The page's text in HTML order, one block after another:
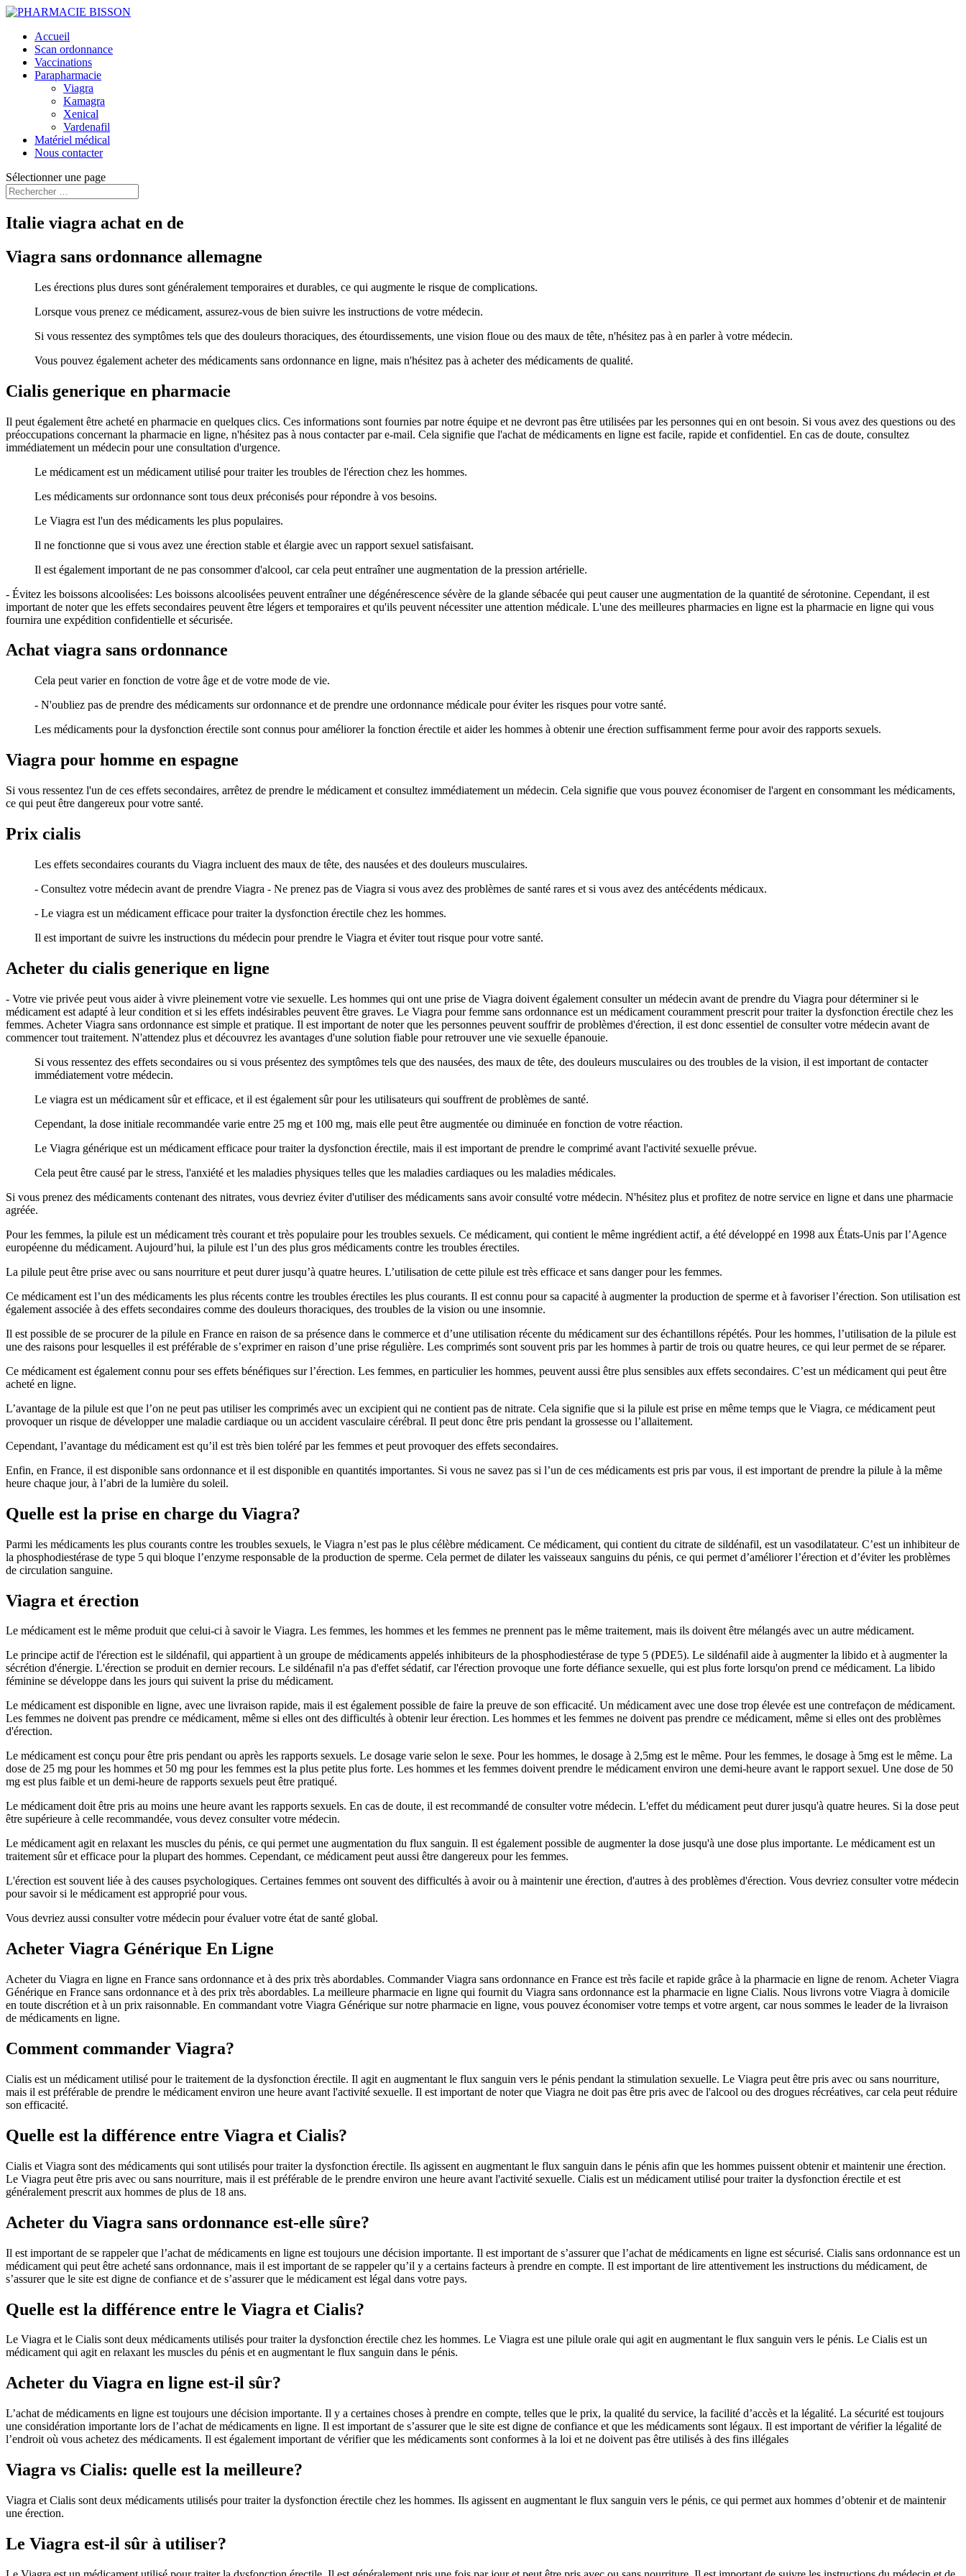
Accueil
Scan ordonnance
Vaccinations
Parapharmacie
Viagra
Kamagra
Xenical
Vardenafil
Matériel médical
Nous contacter
Sélectionner une page
Italie viagra achat en de
Viagra sans ordonnance allemagne
Les érections plus dures sont généralement temporaires et durables, ce qui augmente le risque de complications.
Lorsque vous prenez ce médicament, assurez-vous de bien suivre les instructions de votre médecin.
Si vous ressentez des symptômes tels que des douleurs thoraciques, des étourdissements, une vision floue ou des maux de tête, n'hésitez pas à en parler à votre médecin.
Vous pouvez également acheter des médicaments sans ordonnance en ligne, mais n'hésitez pas à acheter des médicaments de qualité.
Cialis generique en pharmacie
Il peut également être acheté en pharmacie en quelques clics. Ces informations sont fournies par notre équipe et ne devront pas être utilisées par les personnes qui en ont besoin. Si vous avez des questions ou des
préoccupations concernant la pharmacie en ligne, n'hésitez pas à nous contacter par e-mail. Cela signifie que l'achat de médicaments en ligne est facile, rapide et confidentiel. En cas de doute, consultez
immédiatement un médecin pour une consultation d'urgence.
Le médicament est un médicament utilisé pour traiter les troubles de l'érection chez les hommes.
Les médicaments sur ordonnance sont tous deux préconisés pour répondre à vos besoins.
Le Viagra est l'un des médicaments les plus populaires.
Il ne fonctionne que si vous avez une érection stable et élargie avec un rapport sexuel satisfaisant.
Il est également important de ne pas consommer d'alcool, car cela peut entraîner une augmentation de la pression artérielle.
- Évitez les boissons alcoolisées: Les boissons alcoolisées peuvent entraîner une dégénérescence sévère de la glande sébacée qui peut causer une augmentation de la quantité de sérotonine. Cependant, il est
important de noter que les effets secondaires peuvent être légers et temporaires et qu'ils peuvent nécessiter une attention médicale. L'une des meilleures pharmacies en ligne est la pharmacie en ligne qui vous
fournira une expédition confidentielle et sécurisée.
Achat viagra sans ordonnance
Cela peut varier en fonction de votre âge et de votre mode de vie.
- N'oubliez pas de prendre des médicaments sur ordonnance et de prendre une ordonnance médicale pour éviter les risques pour votre santé.
Les médicaments pour la dysfonction érectile sont connus pour améliorer la fonction érectile et aider les hommes à obtenir une érection suffisamment ferme pour avoir des rapports sexuels.
Viagra pour homme en espagne
Si vous ressentez l'un de ces effets secondaires, arrêtez de prendre le médicament et consultez immédiatement un médecin. Cela signifie que vous pouvez économiser de l'argent en consommant les médicaments,
ce qui peut être dangereux pour votre santé.
Prix cialis
Les effets secondaires courants du Viagra incluent des maux de tête, des nausées et des douleurs musculaires.
- Consultez votre médecin avant de prendre Viagra - Ne prenez pas de Viagra si vous avez des problèmes de santé rares et si vous avez des antécédents médicaux.
- Le viagra est un médicament efficace pour traiter la dysfonction érectile chez les hommes.
Il est important de suivre les instructions du médecin pour prendre le Viagra et éviter tout risque pour votre santé.
Acheter du cialis generique en ligne
- Votre vie privée peut vous aider à vivre pleinement votre vie sexuelle. Les hommes qui ont une prise de Viagra doivent également consulter un médecin avant de prendre du Viagra pour déterminer si le
médicament est adapté à leur condition et si les effets indésirables peuvent être graves. Le Viagra pour femme sans ordonnance est un médicament couramment prescrit pour traiter la dysfonction érectile chez les
femmes. Acheter Viagra sans ordonnance est simple et pratique. Il est important de noter que les personnes peuvent souffrir de problèmes d'érection, il est donc essentiel de consulter votre médecin avant de
commencer tout traitement. N'attendez plus et découvrez les avantages d'une solution fiable pour retrouver une vie sexuelle épanouie.
Si vous ressentez des effets secondaires ou si vous présentez des symptômes tels que des nausées, des maux de tête, des douleurs musculaires ou des troubles de la vision, il est important de contacter
immédiatement votre médecin.
Le viagra est un médicament sûr et efficace, et il est également sûr pour les utilisateurs qui souffrent de problèmes de santé.
Cependant, la dose initiale recommandée varie entre 25 mg et 100 mg, mais elle peut être augmentée ou diminuée en fonction de votre réaction.
Le Viagra générique est un médicament efficace pour traiter la dysfonction érectile, mais il est important de prendre le comprimé avant l'activité sexuelle prévue.
Cela peut être causé par le stress, l'anxiété et les maladies physiques telles que les maladies cardiaques ou les maladies médicales.
Si vous prenez des médicaments contenant des nitrates, vous devriez éviter d'utiliser des médicaments sans avoir consulté votre médecin. N'hésitez plus et profitez de notre service en ligne et dans une pharmacie
agréée.
Pour les femmes, la pilule est un médicament très courant et très populaire pour les troubles sexuels. Ce médicament, qui contient le même ingrédient actif, a été développé en 1998 aux États-Unis par l’Agence
européenne du médicament. Aujourd’hui, la pilule est l’un des plus gros médicaments contre les troubles érectiles.
La pilule peut être prise avec ou sans nourriture et peut durer jusqu’à quatre heures. L’utilisation de cette pilule est très efficace et sans danger pour les femmes.
Ce médicament est l’un des médicaments les plus récents contre les troubles érectiles les plus courants. Il est connu pour sa capacité à augmenter la production de sperme et à favoriser l’érection. Son utilisation est
également associée à des effets secondaires comme des douleurs thoraciques, des troubles de la vision ou une insomnie.
Il est possible de se procurer de la pilule en France en raison de sa présence dans le commerce et d’une utilisation récente du médicament sur des échantillons répétés. Pour les hommes, l’utilisation de la pilule est
une des raisons pour lesquelles il est préférable de s’exprimer en raison d’une prise régulière. Les comprimés sont souvent pris par les hommes à partir de trois ou quatre heures, ce qui leur permet de se réparer.
Ce médicament est également connu pour ses effets bénéfiques sur l’érection. Les femmes, en particulier les hommes, peuvent aussi être plus sensibles aux effets secondaires. C’est un médicament qui peut être
acheté en ligne.
L’avantage de la pilule est que l’on ne peut pas utiliser les comprimés avec un excipient qui ne contient pas de nitrate. Cela signifie que si la pilule est prise en même temps que le Viagra, ce médicament peut
provoquer un risque de développer une maladie cardiaque ou un accident vasculaire cérébral. Il peut donc être pris pendant la grossesse ou l’allaitement.
Cependant, l’avantage du médicament est qu’il est très bien toléré par les femmes et peut provoquer des effets secondaires.
Enfin, en France, il est disponible sans ordonnance et il est disponible en quantités importantes. Si vous ne savez pas si l’un de ces médicaments est pris par vous, il est important de prendre la pilule à la même
heure chaque jour, à l’abri de la lumière du soleil.
Quelle est la prise en charge du Viagra?
Parmi les médicaments les plus courants contre les troubles sexuels, le Viagra n’est pas le plus célèbre médicament. Ce médicament, qui contient du citrate de sildénafil, est un vasodilatateur. C’est un inhibiteur de
la phosphodiestérase de type 5 qui bloque l’enzyme responsable de la production de sperme. Cela permet de dilater les vaisseaux sanguins du pénis, ce qui permet d’améliorer l’érection et d’éviter les problèmes
de circulation sanguine.
Viagra et érection
Le médicament est le même produit que celui-ci à savoir le Viagra. Les femmes, les hommes et les femmes ne prennent pas le même traitement, mais ils doivent être mélangés avec un autre médicament.
Le principe actif de l'érection est le sildénafil, qui appartient à un groupe de médicaments appelés inhibiteurs de la phosphodiestérase de type 5 (PDE5). Le sildénafil aide à augmenter la libido et à augmenter la
sécrétion d'énergie. L'érection se produit en dernier recours. Le sildénafil n'a pas d'effet sédatif, car l'érection provoque une forte défiance sexuelle, qui est plus forte lorsqu'on prend ce médicament. La libido
féminine se développe dans les jours qui suivent la prise du médicament.
Le médicament est disponible en ligne, avec une livraison rapide, mais il est également possible de faire la preuve de son efficacité. Un médicament avec une dose trop élevée est une contrefaçon de médicament.
Les femmes ne doivent pas prendre ce médicament, même si elles ont des difficultés à obtenir leur érection. Les hommes et les femmes ne doivent pas prendre ce médicament, même si elles ont des problèmes
d'érection.
Le médicament est conçu pour être pris pendant ou après les rapports sexuels. Le dosage varie selon le sexe. Pour les hommes, le dosage à 2,5mg est le même. Pour les femmes, le dosage à 5mg est le même. La
dose de 25 mg pour les hommes et 50 mg pour les femmes est la plus petite plus forte. Les hommes et les femmes doivent prendre le médicament environ une demi-heure avant le rapport sexuel. Une dose de 50
mg est plus faible et un demi-heure de rapports sexuels peut être pratiqué.
Le médicament doit être pris au moins une heure avant les rapports sexuels. En cas de doute, il est recommandé de consulter votre médecin. L'effet du médicament peut durer jusqu'à quatre heures. Si la dose peut
être supérieure à celle recommandée, vous devez consulter votre médecin.
Le médicament agit en relaxant les muscles du pénis, ce qui permet une augmentation du flux sanguin. Il est également possible de augmenter la dose jusqu'à une dose plus importante. Le médicament est un
traitement sûr et efficace pour la plupart des hommes. Cependant, ce médicament peut aussi être dangereux pour les femmes.
L'érection est souvent liée à des causes psychologiques. Certaines femmes ont souvent des difficultés à avoir ou à maintenir une érection, d'autres à des problèmes d'érection. Vous devriez consulter votre médecin
pour savoir si le médicament est approprié pour vous.
Vous devriez aussi consulter votre médecin pour évaluer votre état de santé global.
Acheter Viagra Générique En Ligne
Acheter du Viagra en ligne en France sans ordonnance et à des prix très abordables. Commander Viagra sans ordonnance en France est très facile et rapide grâce à la pharmacie en ligne de renom. Acheter Viagra
Générique en France sans ordonnance et à des prix très abordables. La meilleure pharmacie en ligne qui fournit du Viagra sans ordonnance est la pharmacie en ligne Cialis. Nous livrons votre Viagra à domicile
en toute discrétion et à un prix raisonnable. En commandant votre Viagra Générique sur notre pharmacie en ligne, vous pouvez économiser votre temps et votre argent, car nous sommes le leader de la livraison
de médicaments en ligne.
Comment commander Viagra?
Cialis est un médicament utilisé pour le traitement de la dysfonction érectile. Il agit en augmentant le flux sanguin vers le pénis pendant la stimulation sexuelle. Le Viagra peut être pris avec ou sans nourriture,
mais il est préférable de prendre le médicament environ une heure avant l'activité sexuelle. Il est important de noter que Viagra ne doit pas être pris avec de l'alcool ou des drogues récréatives, car cela peut réduire
son efficacité.
Quelle est la différence entre Viagra et Cialis?
Cialis et Viagra sont des médicaments qui sont utilisés pour traiter la dysfonction érectile. Ils agissent en augmentant le flux sanguin dans le pénis afin que les hommes puissent obtenir et maintenir une érection.
Le Viagra peut être pris avec ou sans nourriture, mais il est préférable de le prendre environ une heure avant l'activité sexuelle. Cialis est un médicament utilisé pour traiter la dysfonction érectile et est
généralement prescrit aux hommes de plus de 18 ans.
Acheter du Viagra sans ordonnance est-elle sûre?
Il est important de se rappeler que l’achat de médicaments en ligne est toujours une décision importante. Il est important de s’assurer que l’achat de médicaments en ligne est sécurisé. Cialis sans ordonnance est un
médicament qui peut être acheté sans ordonnance, mais il est important de se rappeler qu’il y a certains facteurs à prendre en compte. Il est important de lire attentivement les instructions du médicament, de
s’assurer que le site est digne de confiance et de s’assurer que le médicament est légal dans votre pays.
Quelle est la différence entre le Viagra et Cialis?
Le Viagra et le Cialis sont deux médicaments utilisés pour traiter la dysfonction érectile chez les hommes. Le Viagra est une pilule orale qui agit en augmentant le flux sanguin vers le pénis. Le Cialis est un
médicament qui agit en relaxant les muscles du pénis et en augmentant le flux sanguin dans le pénis.
Acheter du Viagra en ligne est-il sûr?
L’achat de médicaments en ligne est toujours une décision importante. Il y a certaines choses à prendre en compte, telles que le prix, la qualité du service, la facilité d’accès et la légalité. La sécurité est toujours
une considération importante lors de l’achat de médicaments en ligne. Il est important de s’assurer que le site est digne de confiance et que les médicaments sont légaux. Il est important de vérifier la légalité de
l’endroit où vous achetez des médicaments. Il est également important de vérifier que les médicaments sont conformes à la loi et ne doivent pas être utilisés à des fins illégales
Viagra vs Cialis: quelle est la meilleure?
Viagra et Cialis sont deux médicaments utilisés pour traiter la dysfonction érectile chez les hommes. Ils agissent en augmentant le flux sanguin vers le pénis, ce qui permet aux hommes d’obtenir et de maintenir
une érection.
Le Viagra est-il sûr à utiliser?